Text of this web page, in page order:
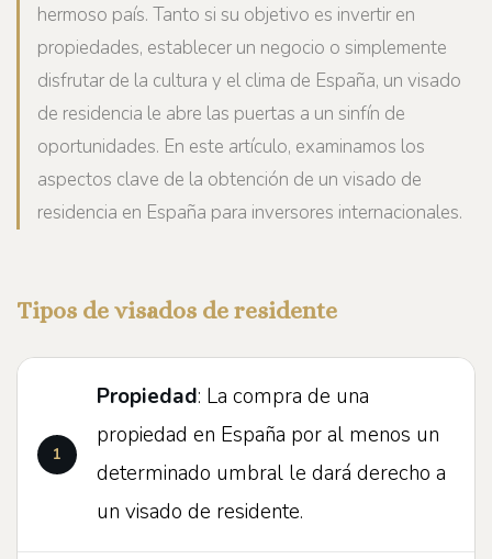
hermoso país. Tanto si su objetivo es invertir en
propiedades, establecer un negocio o simplemente
disfrutar de la cultura y el clima de España, un visado
de residencia le abre las puertas a un sinfín de
oportunidades. En este artículo, examinamos los
aspectos clave de la obtención de un visado de
residencia en España para inversores internacionales.
Tipos de visados de residente
Propiedad: La compra de una
propiedad en España por al menos un
determinado umbral le dará derecho a
un visado de residente.